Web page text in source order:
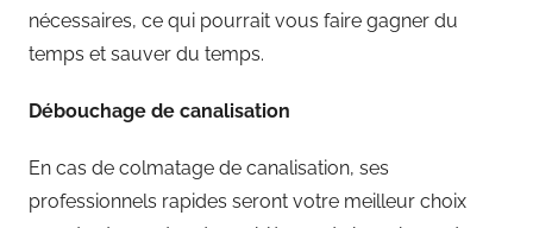
nécessaires, ce qui pourrait vous faire gagner du
temps et sauver du temps.
Débouchage de canalisation
En cas de colmatage de canalisation, ses
professionnels rapides seront votre meilleur choix